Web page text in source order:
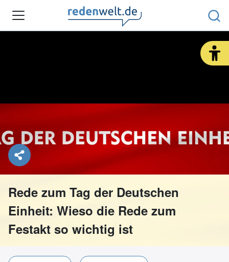
REDENWELT REDAKTION
Rede zum Tag der Deutschen
Einheit: Wieso die Rede zum
Festakt so wichtig ist